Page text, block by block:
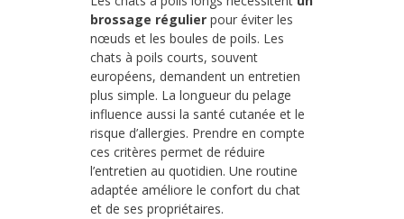
brossage régulier pour éviter les
nœuds et les boules de poils. Les
chats à poils courts, souvent
européens, demandent un entretien
plus simple. La longueur du pelage
influence aussi la santé cutanée et le
risque d’allergies. Prendre en compte
ces critères permet de réduire
l’entretien au quotidien. Une routine
adaptée améliore le confort du chat
et de ses propriétaires.